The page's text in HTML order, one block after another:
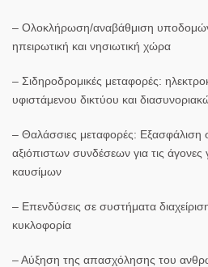
– Ολοκλήρωση/αναβάθμιση
ηπειρωτική και νησιωτική χώρα
– Σιδηροδρομικές μεταφορές:
υφιστάμενου δικτύου και
– Θαλάσσιες μεταφορές: Εξασφάλιση
αξιόπιστων συνδέσεων για τις
καυσίμων
– Επενδύσεις σε συστήματα
κυκλοφορία
– Αύξηση της απασχόλησης του